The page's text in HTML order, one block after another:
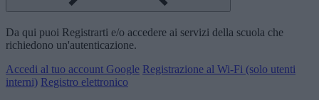
Da qui puoi Registrarti e/o accedere ai servizi della scuola che
richiedono un'autenticazione.
Accedi al tuo account Google Registrazione al Wi-Fi (solo utenti
interni) Registro elettronico